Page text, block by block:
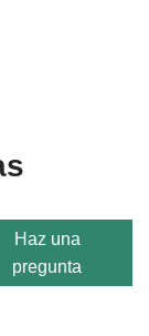
Haz una
pregunta